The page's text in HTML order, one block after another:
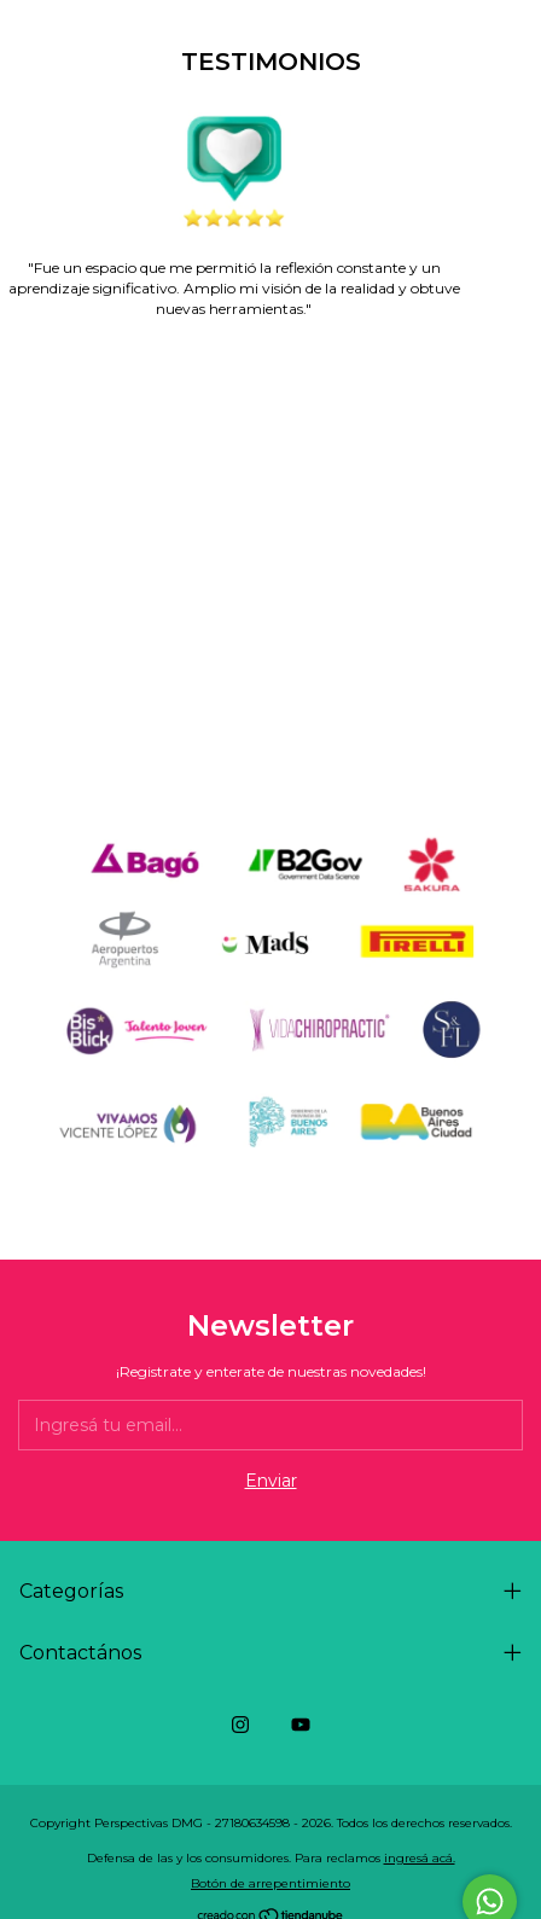
TESTIMONIOS
"Fue un espacio que me permitió la reflexión constante y un
aprendizaje significativo. Amplio mi visión de la realidad y obtuve
nuevas herramientas."
Newsletter
¡Registrate y enterate de nuestras novedades!
Categorías
Contactános
Copyright Perspectivas DMG - 27180634598 - 2026. Todos los derechos reservados.
Defensa de las y los consumidores. Para reclamos ingresá acá.
Botón de arrepentimiento